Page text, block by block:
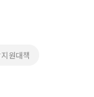
원대책